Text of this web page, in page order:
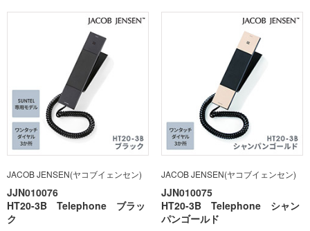
JACOB JENSEN(ヤコブイェンセン)
JJN010076
HT20-3B Telephone ブラッ
ク
JACOB JENSEN(ヤコブイェンセン)
JJN010075
HT20-3B Telephone シャン
パンゴールド